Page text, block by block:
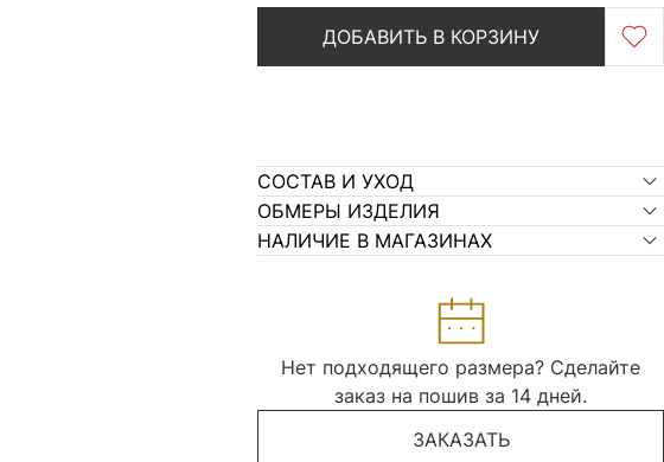
ДОБАВИТЬ В КОРЗИНУ
СОСТАВ И УХОД
ОБМЕРЫ ИЗДЕЛИЯ
НАЛИЧИЕ В МАГАЗИНАХ
Нет подходящего размера? Сделайте
заказ на пошив за 14 дней.
ЗАКАЗАТЬ